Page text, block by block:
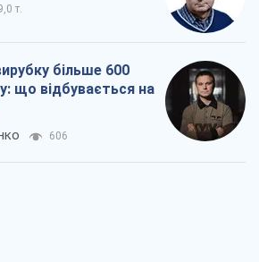
т.
більше 600
що відбувається на
606